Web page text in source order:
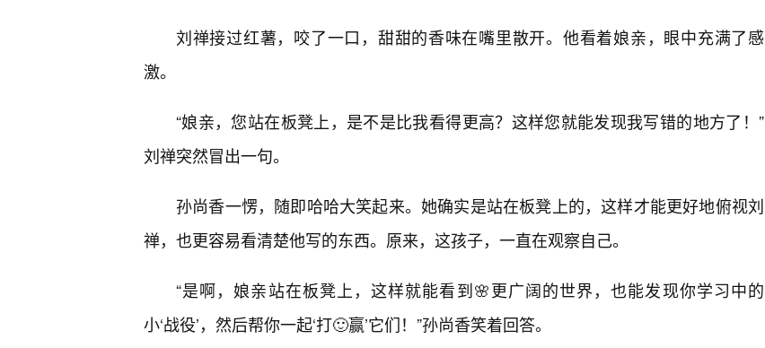
刘禅接过红薯，咬了一口，甜甜的香味在嘴里散开。他看着娘亲，眼中充满了感
激。
“娘亲，您站在板凳上，是不是比我看得更高？这样您就能发现我写错的地方了！”
刘禅突然冒出一句。
孙尚香一愣，随即哈哈大笑起来。她确实是站在板凳上的，这样才能更好地俯视刘
禅，也更容易看清楚他写的东西。原来，这孩子，一直在观察自己。
“是啊，娘亲站在板凳上，这样就能看到🌸更广阔的世界，也能发现你学习中的
小‘战役’，然后帮你一起‘打🙂赢’它们！”孙尚香笑着回答。